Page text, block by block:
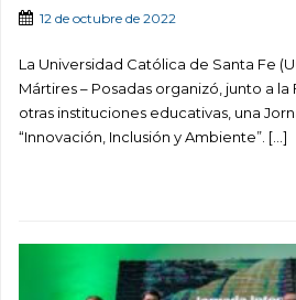
12 de octubre de 2022
La Universidad Católica de Santa Fe
Mártires – Posadas organizó, junto a
otras instituciones educativas, una
“Innovación, Inclusión y Ambiente”. […]